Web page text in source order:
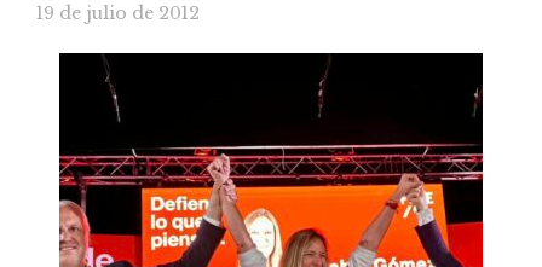
19 de julio de 2012